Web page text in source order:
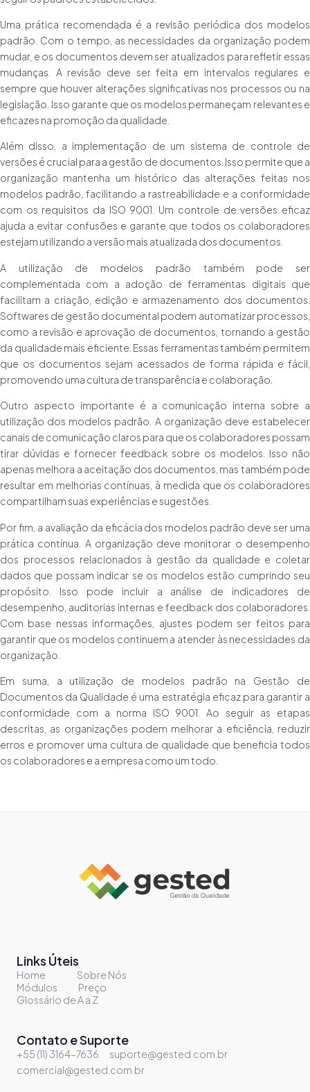
Uma prática recomendada é a revisão periódica dos modelos
padrão. Com o tempo, as necessidades da organização podem
mudar, e os documentos devem ser atualizados para refletir essas
mudanças. A revisão deve ser feita em intervalos regulares e
sempre que houver alterações significativas nos processos ou na
legislação. Isso garante que os modelos permaneçam relevantes e
eficazes na promoção da qualidade.
Além disso, a implementação de um sistema de controle de
versões é crucial para a gestão de documentos. Isso permite que a
organização mantenha um histórico das alterações feitas nos
modelos padrão, facilitando a rastreabilidade e a conformidade
com os requisitos da ISO 9001. Um controle de versões eficaz
ajuda a evitar confusões e garante que todos os colaboradores
estejam utilizando a versão mais atualizada dos documentos.
A utilização de modelos padrão também pode ser
complementada com a adoção de ferramentas digitais que
facilitam a criação, edição e armazenamento dos documentos.
Softwares de gestão documental podem automatizar processos,
como a revisão e aprovação de documentos, tornando a gestão
da qualidade mais eficiente. Essas ferramentas também permitem
que os documentos sejam acessados de forma rápida e fácil,
promovendo uma cultura de transparência e colaboração.
Outro aspecto importante é a comunicação interna sobre a
utilização dos modelos padrão. A organização deve estabelecer
canais de comunicação claros para que os colaboradores possam
tirar dúvidas e fornecer feedback sobre os modelos. Isso não
apenas melhora a aceitação dos documentos, mas também pode
resultar em melhorias contínuas, à medida que os colaboradores
compartilham suas experiências e sugestões.
Por fim, a avaliação da eficácia dos modelos padrão deve ser uma
prática contínua. A organização deve monitorar o desempenho
dos processos relacionados à gestão da qualidade e coletar
dados que possam indicar se os modelos estão cumprindo seu
propósito. Isso pode incluir a análise de indicadores de
desempenho, auditorias internas e feedback dos colaboradores.
Com base nessas informações, ajustes podem ser feitos para
garantir que os modelos continuem a atender às necessidades da
organização.
Em suma, a utilização de modelos padrão na Gestão de
Documentos da Qualidade é uma estratégia eficaz para garantir a
conformidade com a norma ISO 9001. Ao seguir as etapas
descritas, as organizações podem melhorar a eficiência, reduzir
erros e promover uma cultura de qualidade que beneficia todos
os colaboradores e a empresa como um todo.
Links Úteis
Home
Sobre Nós
Módulos
Preço
Glossário de A a Z
Contato e Suporte
+55 (11) 3164-7636
suporte@gested.com.br
comercial@gested.com.br